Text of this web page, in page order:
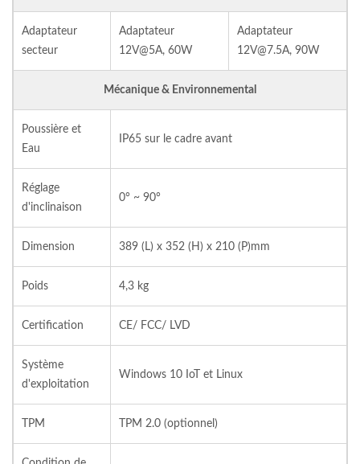
Adaptateur
secteur
Adaptateur
12V@5A, 60W
Adaptateur
12V@7.5A, 90W
Mécanique & Environnemental
Poussière et
Eau
IP65 sur le cadre avant
Réglage
d'inclinaison
0° ~ 90°
Dimension 389 (L) x 352 (H) x 210 (P)mm
Poids 4,3 kg
Certification CE/ FCC/ LVD
Système
d'exploitation
Windows 10 IoT et Linux
TPM TPM 2.0 (optionnel)